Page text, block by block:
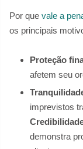
Por que vale a
os principais
Proteção
afetem seu
imprevistos
demonstra